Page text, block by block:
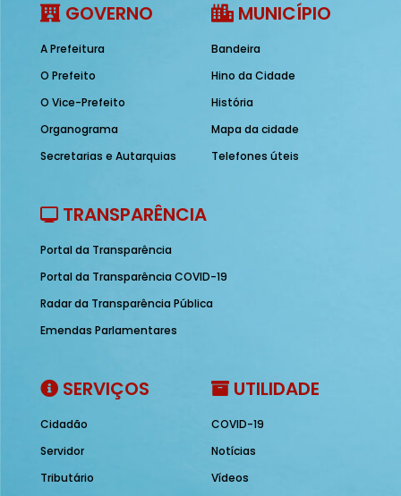
GOVERNO
A Prefeitura
O Prefeito
O Vice-Prefeito
Organograma
Secretarias e Autarquias
MUNICÍPIO
Bandeira
Hino da Cidade
História
Mapa da cidade
Telefones úteis
TRANSPARÊNCIA
Portal da Transparência
Portal da Transparência COVID-19
Radar da Transparência Pública
Emendas Parlamentares
SERVIÇOS
Cidadão
Servidor
Tributário
UTILIDADE
COVID-19
Notícias
Vídeos